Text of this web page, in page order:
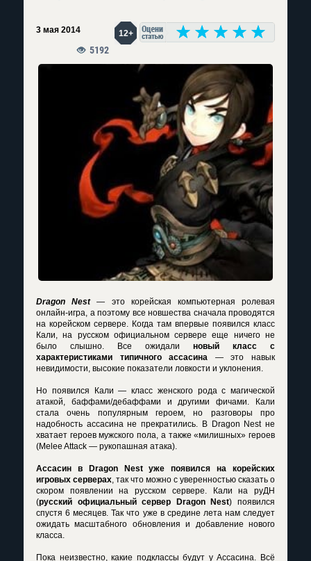
3 мая 2014 12+
5192
Dragon Nest— это корейская компьютерная ролевая
онлайн-игра, а поэтому все новшества сначала проводятся
на корейском сервере. Когда там впервые появился класс
Кали, на русском официальном сервере еще ничего не
было слышно. Все ожидали новый класс с
характеристиками типичного ассасина — это навык
невидимости, высокие показатели ловкости и уклонения.
Но появился Кали — класс женского рода с магической
атакой, баффами/дебаффами и другими фичами. Кали
стала очень популярным героем, но разговоры про
надобность ассасина не прекратились. В Dragon Nest не
хватает героев мужского пола, а также «милишных» героев
(Melee Attack — рукопашная атака).
Ассасин в Dragon Nest уже появился на корейских
игровых серверах, так что можно с уверенностью сказать о
скором появлении на русском сервере. Кали на руДН
(русский официальный сервер Dragon Nest) появился
спустя 6 месяцев. Так что уже в средине лета нам следует
ожидать масштабного обновления и добавление нового
класса.
Пока неизвестно, какие подклассы будут у Ассасина. Всё